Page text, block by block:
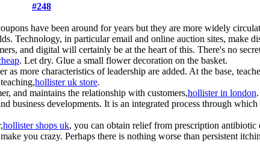
#248
have been around for years but they are more widely
Technology, in particular email and online auction sites, make
and digital will certainly be at the heart of this. There's no
. Let dry. Glue a small flower decoration on the basket.
as more characteristics of leadership are added. At the base,
hollister uk store.
and maintains the relationship with customers,hollister in london
business developments. It is an integrated process through
hollister shops uk, you can obtain relief from prescription antibiotic
you crazy. Perhaps there is nothing worse than persistent